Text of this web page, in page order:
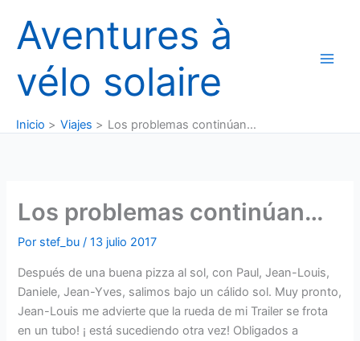
contenido
Aventures à
vélo solaire
Inicio Viajes Los problemas continúan…
Los problemas continúan…
Por stef_bu/13 julio 2017
Después de una buena pizza al sol, con Paul, Jean-Louis,
Daniele, Jean-Yves, salimos bajo un cálido sol. Muy pronto,
Jean-Louis me advierte que la rueda de mi Trailer se frota
en un tubo! ¡ está sucediendo otra vez! Obligados a